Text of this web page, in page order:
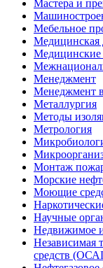
Мастера и
Мебельное
Медицинская
Медицинские
Менеджмент
Менеджмент в
Металлургия
Методы
Метрология
Монтаж
Морские
Моющие
Научные
Недвижимое
Независимая
средств